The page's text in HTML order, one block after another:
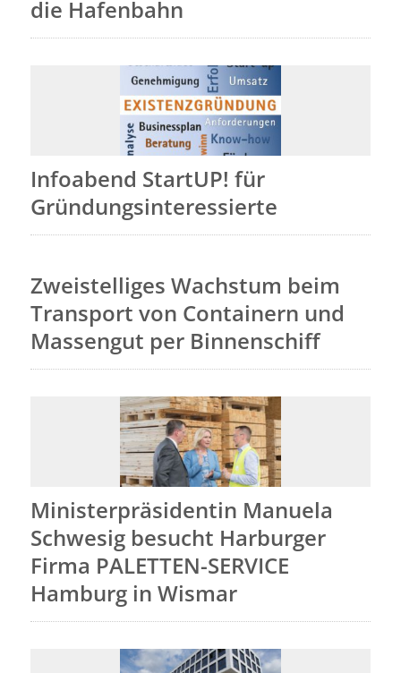
die Hafenbahn
Infoabend StartUP! für
Gründungsinteressierte
Zweistelliges Wachstum beim
Transport von Containern und
Massengut per Binnenschiff
Ministerpräsidentin Manuela
Schwesig besucht Harburger
Firma PALETTEN-SERVICE
Hamburg in Wismar